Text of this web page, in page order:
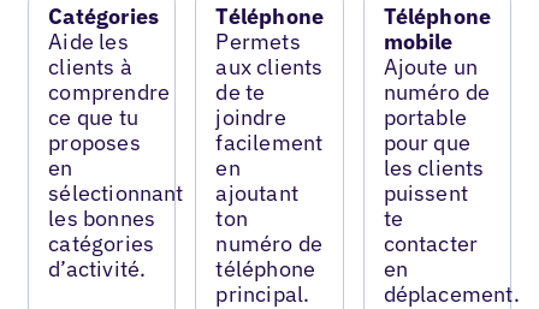
Catégories
Aide les
clients à
comprendre
ce que tu
proposes
en
sélectionnant
les bonnes
catégories
d’activité.
Téléphone
Permets
aux clients
de te
joindre
facilement
en
ajoutant
ton
numéro de
téléphone
principal.
Téléphone
mobile
Ajoute un
numéro de
portable
pour que
les clients
puissent
te
contacter
en
déplacement.